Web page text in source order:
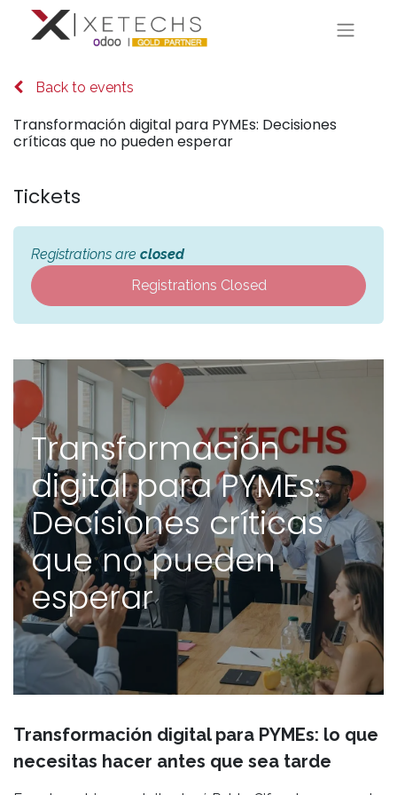
Back to events
Transformación digital para PYMEs: Decisiones
críticas que no pueden esperar
Tickets
Registrations are closed
Registrations Closed
Transformación
digital para PYMEs:
Decisiones críticas
que no pueden
esperar
Transformación digital para PYMEs: lo que
necesitas hacer antes que sea tarde